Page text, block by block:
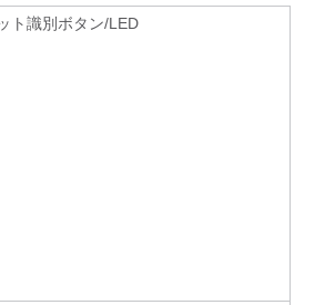
ト識別ボタン/LED